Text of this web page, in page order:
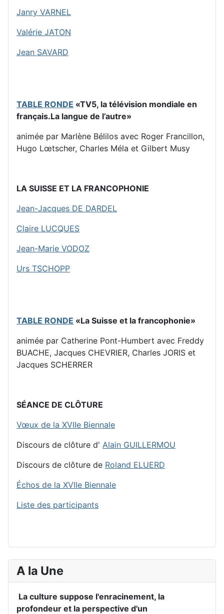
Janry VARNEL
Valérie JATON
Jean SAVARD
TABLE RONDE «TV5, la télévision mondiale en
français.La langue de l’autre»
animée par Marlène Bélilos avec Roger Francillon,
Hugo Lœtscher, Charles Méla et Gilbert Musy
LA SUISSE ET LA FRANCOPHONIE
Jean-Jacques DE DARDEL
Claire LUCQUES
Jean-Marie VODOZ
Urs TSCHOPP
TABLE RONDE «La Suisse et la francophonie»
animée par Catherine Pont-Humbert avec Freddy
BUACHE, Jacques CHEVRIER, Charles JORIS et
Jacques SCHERRER
SÉANCE DE CLÔTURE
Vœux de la XVIIe Biennale
Discours de clôture d' Alain GUILLERMOU
Discours de clôture de Roland ELUERD
Échos de la XVIIe Biennale
Liste des participants
A la Une
La culture suppose l'enracinement, la
profondeur et la perspective d'un